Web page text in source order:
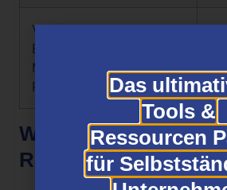
Virale
Empfehlungsfunktion für
Mund-zu-Mund-
Propaganda.
Wer ist der Erfinder
RafflePress?
Das
Tools &
Ressourcen
für